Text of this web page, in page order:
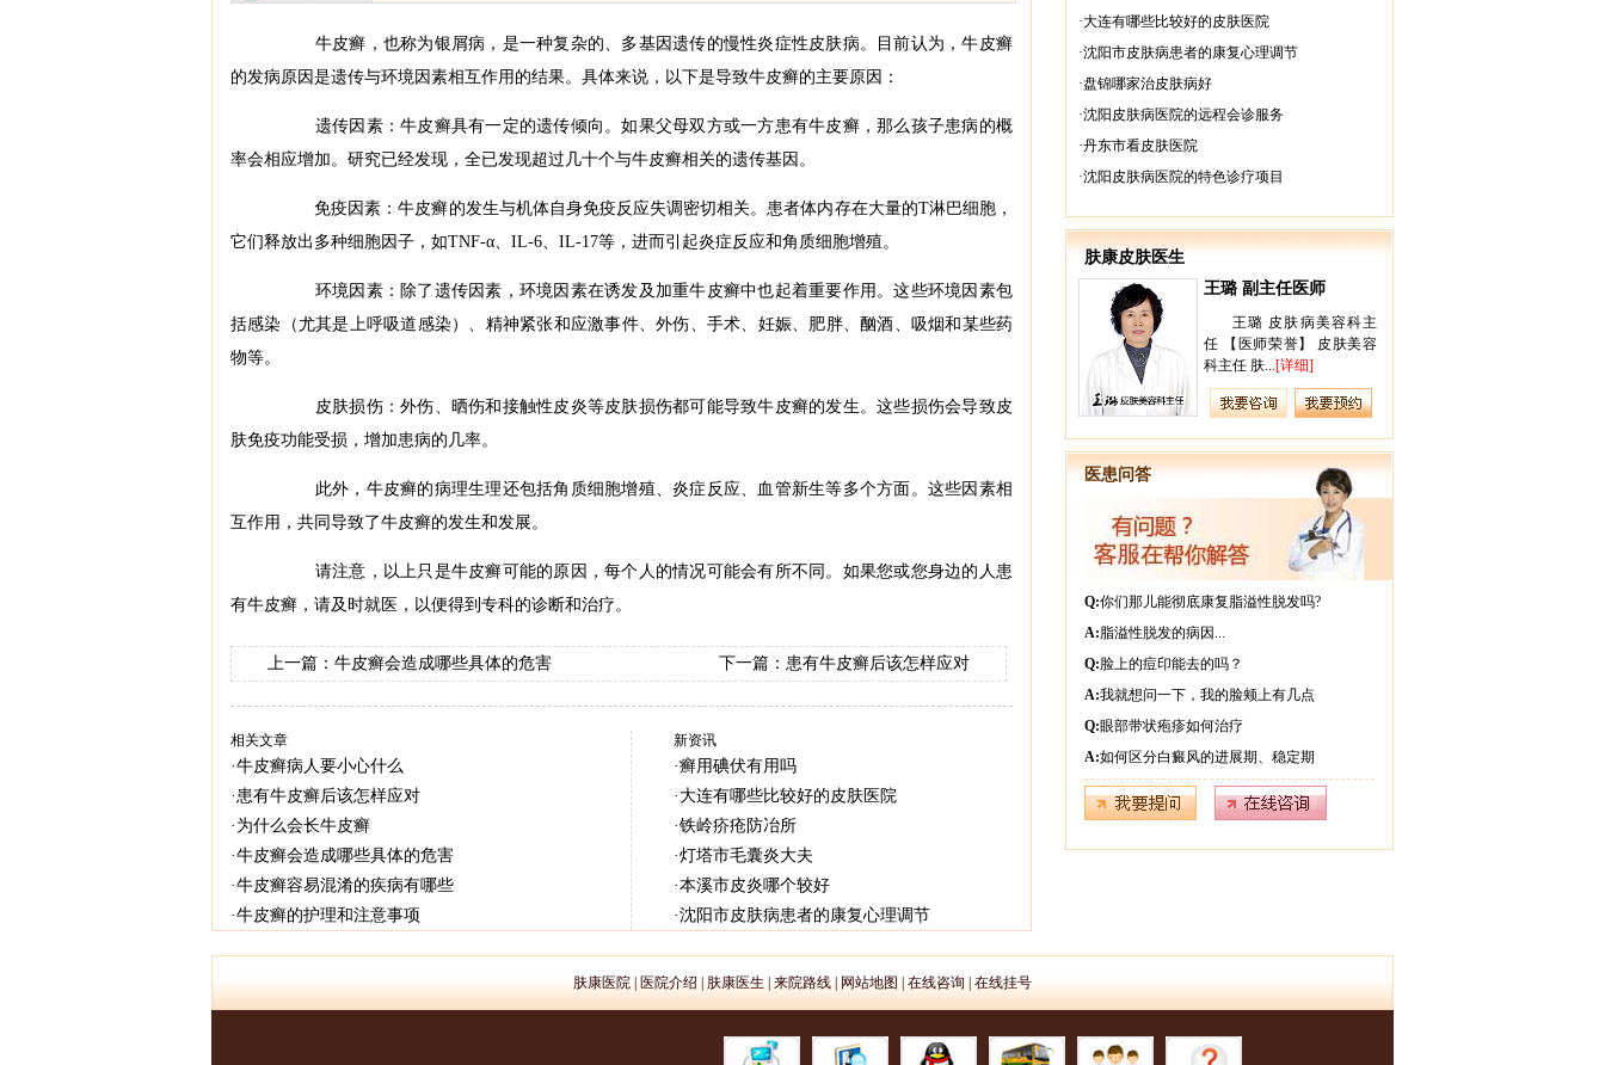
牛皮癣，也称为银屑病，是一种复杂的、多基因遗传的慢性炎症性皮肤病。目前认为，牛皮癣
的发病原因是遗传与环境因素相互作用的结果。具体来说，以下是导致牛皮癣的主要原因：
遗传因素：牛皮癣具有一定的遗传倾向。如果父母双方或一方患有牛皮癣，那么孩子患病的概
率会相应增加。研究已经发现，全已发现超过几十个与牛皮癣相关的遗传基因。
免疫因素：牛皮癣的发生与机体自身免疫反应失调密切相关。患者体内存在大量的T淋巴细胞，
它们释放出多种细胞因子，如TNF-α、IL-6、IL-17等，进而引起炎症反应和角质细胞增殖。
环境因素：除了遗传因素，环境因素在诱发及加重牛皮癣中也起着重要作用。这些环境因素包
括感染（尤其是上呼吸道感染）、精神紧张和应激事件、外伤、手术、妊娠、肥胖、酗酒、吸烟和某些药
物等。
皮肤损伤：外伤、晒伤和接触性皮炎等皮肤损伤都可能导致牛皮癣的发生。这些损伤会导致皮
肤免疫功能受损，增加患病的几率。
此外，牛皮癣的病理生理还包括角质细胞增殖、炎症反应、血管新生等多个方面。这些因素相
互作用，共同导致了牛皮癣的发生和发展。
请注意，以上只是牛皮癣可能的原因，每个人的情况可能会有所不同。如果您或您身边的人患
有牛皮癣，请及时就医，以便得到专科的诊断和治疗。
上一篇： 牛皮癣会造成哪些具体的危害 下一篇： 患有牛皮癣后该怎样应对
相关文章
·牛皮癣病人要小心什么
·患有牛皮癣后该怎样应对
· 为什么会长牛皮癣
·牛皮癣会造成哪些具体的危害
·牛皮癣容易混淆的疾病有哪些
·牛皮癣的护理和注意事项
新资讯
·癣用碘伏有用吗
· 大连有哪些比较好的皮肤医院
·铁岭疥疮防冶所
·灯塔市毛囊炎大夫
·本溪市皮炎哪个较好
·沈阳市皮肤病患者的康复心理调节
·大连有哪些比较好的皮肤医院
·沈阳市皮肤病患者的康复心理调节
·盘锦哪家治皮肤病好
·沈阳皮肤病医院的远程会诊服务
·丹东市看皮肤医院
·沈阳皮肤病医院的特色诊疗项目
肤康皮肤医生
王璐 副主任医师
王璐 皮肤病美容科主
任 【医师荣誉】 皮肤美容
科主任 肤...[详细]
医患问答
Q:你们那儿能彻底康复脂溢性脱发吗?
A:脂溢性脱发的病因...
Q:脸上的痘印能去的吗？
A:我就想问一下，我的脸颊上有几点
Q:眼部带状疱疹如何治疗
A:如何区分白癜风的进展期、稳定期
肤康医院 医院介绍 肤康医生 来院路线 网站地图 在线咨询 在线挂号